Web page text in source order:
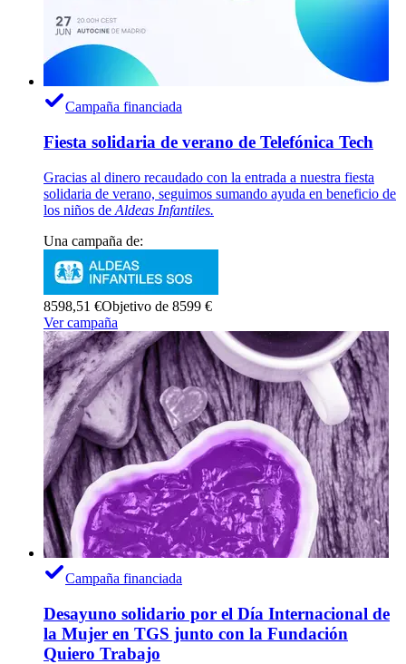
Campaña financiada
Fiesta solidaria de verano de Telefónica Tech
Gracias al dinero recaudado con la entrada a nuestra fiesta
solidaria de verano, seguimos sumando ayuda en beneficio de
los niños de Aldeas Infantiles.
Una campaña de:
8598,51 €Objetivo de 8599 €
Ver campaña
Campaña financiada
Desayuno solidario por el Día Internacional de
la Mujer en TGS junto con la Fundación
Quiero Trabajo